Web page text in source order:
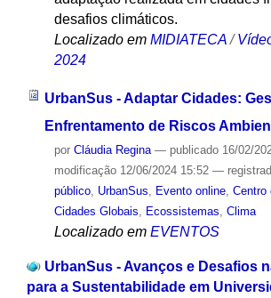
desafios climáticos.
Localizado em MIDIATECA /
2024
UrbanSus - Adaptar Cidades:
Enfrentamento de Riscos
por Cláudia Regina — publicado16/02/
modificação12/06/2024 15:52 —
público, UrbanSus, Evento online, Centro
Cidades Globais, Ecossistemas, Clima
Localizado em EVENTOS
UrbanSus - Avanços e Desafios
para a Sustentabilidade em